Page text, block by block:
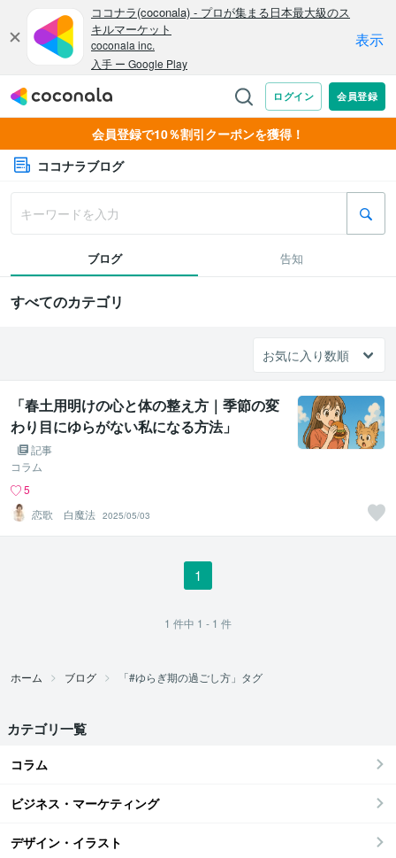
会員登録で10％割引クーポンを獲得！
ココナラブログ
ブログ 告知
すべてのカテゴリ
「春土用明けの心と体の整え方｜季節の変
わり目にゆらがない私になる方法」
記事
コラム
5
恋歌 白魔法 2025/05/03
1
1 件中 1 - 1 件
ホーム ブログ 「#ゆらぎ期の過ごし方」タグ
カテゴリ一覧
コラム
ビジネス・マーケティング
デザイン・イラスト